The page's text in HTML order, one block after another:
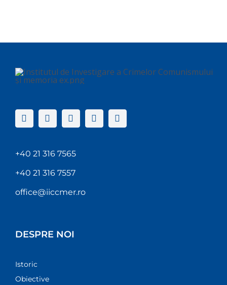
+40 21 316 7565
+40 21 316 7557
office@iiccmer.ro
DESPRE NOI
Istoric
Obiective